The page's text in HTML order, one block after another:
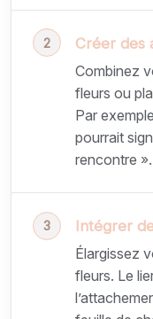
Créer des
Combinez
fleurs ou
Par
pourrait
rencontre ».
Intégrer
Élargissez
fleurs. Le